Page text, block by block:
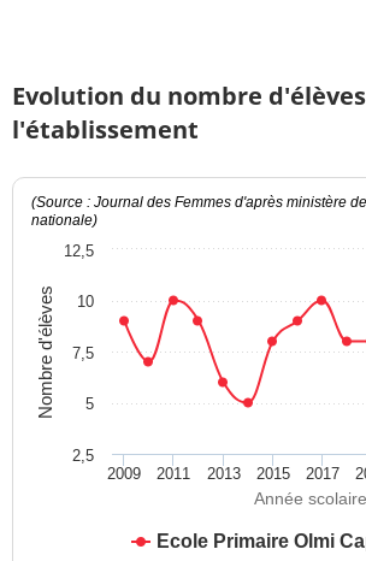
Evolution du nombre
l'établissement
Année scolaire
Nombre d'élèves
(Source : Journal des Femmes d'après ministère
nationale)
Ecole Primaire Olmi
2009 2011 2013 2015 2017
10
2,5
5
7,5
12,5